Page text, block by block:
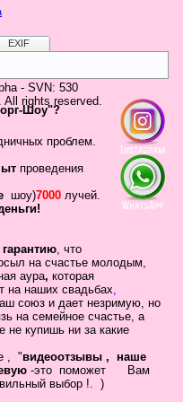
EXIF
- SVN: 530
rights reserved.
Шоу"?
проблем.
проведения
шоу)7000 лучей.
гарантию, что
на счастье молодым,
аура, которая
на наших свадьбах,
союз и дает незримую, но
на семейное счастье, а
не купишь ни за какие
, "видеоотзывы , наше
-это поможет Вам
выбор !. )